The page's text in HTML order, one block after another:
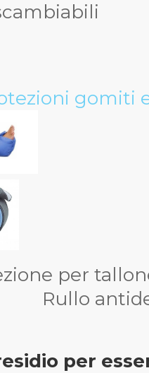
gomiti
per
per